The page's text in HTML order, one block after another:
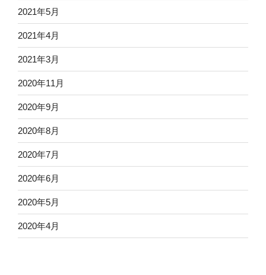
2021年5月
2021年4月
2021年3月
2020年11月
2020年9月
2020年8月
2020年7月
2020年6月
2020年5月
2020年4月